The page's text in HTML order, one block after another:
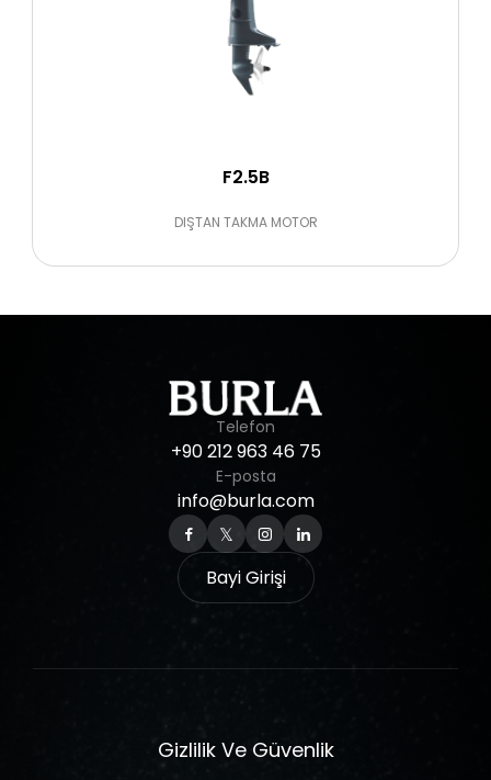
F2.5B
DIŞTAN TAKMA MOTOR
Telefon
+90212963 46 75
E-posta
info@burla.com
Bayi Girişi
Gizlilik Ve Güvenlik